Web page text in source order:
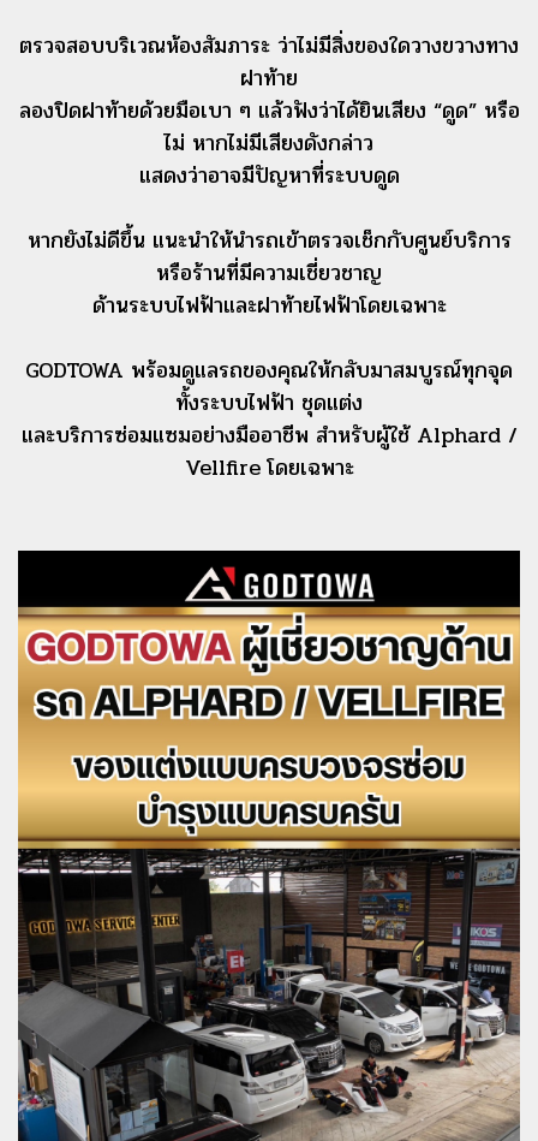
ตรวจสอบบริเวณห้องสัมภาระ ว่าไม่มีสิ่งของใดวางขวางทาง
ฝาท้าย
ลองปิดฝาท้ายด้วยมือเบา ๆ แล้วฟังว่าได้ยินเสียง “ดูด” หรือ
ไม่ หากไม่มีเสียงดังกล่าว
แสดงว่าอาจมีปัญหาที่ระบบดูด
หากยังไม่ดีขึ้น แนะนำให้นำรถเข้าตรวจเช็กกับศูนย์บริการ
หรือร้านที่มีความเชี่ยวชาญ
ด้านระบบไฟฟ้าและฝาท้ายไฟฟ้าโดยเฉพาะ
GODTOWA พร้อมดูแลรถของคุณให้กลับมาสมบูรณ์ทุกจุด
ทั้งระบบไฟฟ้า ชุดแต่ง
และบริการซ่อมแซมอย่างมืออาชีพ สำหรับผู้ใช้ Alphard /
Vellfire โดยเฉพาะ